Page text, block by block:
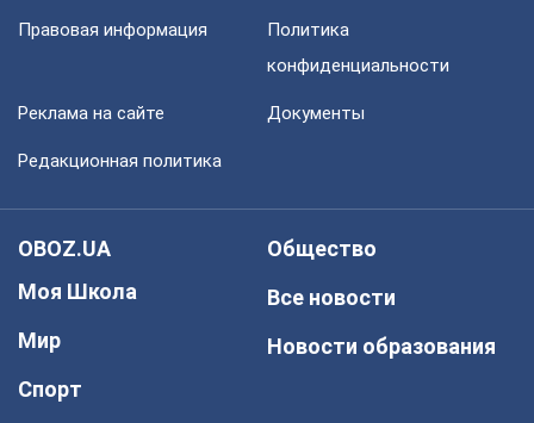
Правовая информация
Политика
конфиденциальности
Реклама на сайте Документы
Редакционная политика
OBOZ.UA
Моя Школа
Мир
Спорт
Общество
Все новости
Новости образования